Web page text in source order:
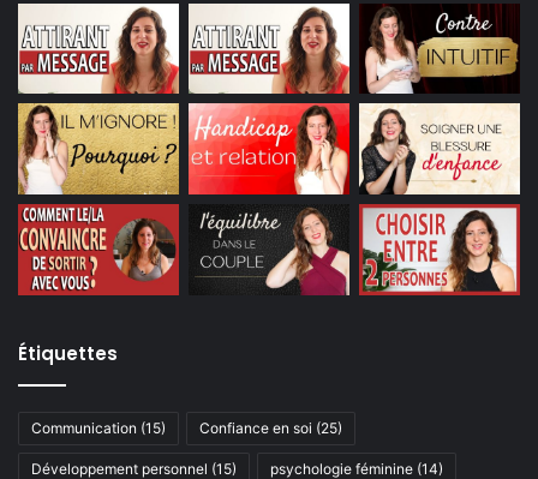
Étiquettes
Communication (15) Confiance en soi (25)
Développement personnel (15) psychologie féminine (14)